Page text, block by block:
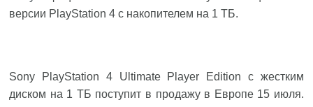
версии PlayStation 4 с накопителем на 1 ТБ.
Sony PlayStation 4 Ultimate Player Edition с жестким
диском на 1 ТБ поступит в продажу в Европе 15 июля.